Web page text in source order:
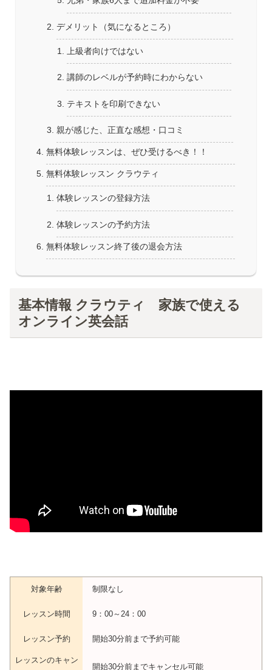
デメリット（気になるところ）
上級者向けではない
講師のレベルが予約時にわからない
テキストを印刷できない
親が感じた、正直な感想・口コミ
無料体験レッスンは、ぜひ受けるべき！！
無料体験レッスン クラウティ
体験レッスンの登録方法
体験レッスンの予約方法
無料体験レッスン終了後の退会方法
基本情報 クラウティ 家族で使える
オンライン英会話
対象年齢 制限なし
レッスン時間 9：00～24：00
レッスン予約 開始30分前まで予約可能
レッスンのキャン
開始30分前までキャンセル可能